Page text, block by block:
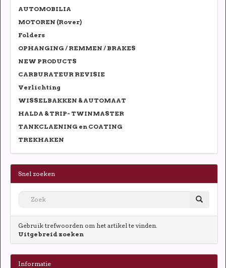
AUTOMOBILIA
MOTOREN (Rover)
Folders
OPHANGING / REMMEN / BRAKES
NEW PRODUCTS
CARBURATEUR REVISIE
Verlichting
WISSELBAKKEN & AUTOMAAT
HALDA & TRIP- TWINMASTER
TANKCLAENING en COATING
TREKHAKEN
Snel zoeken
Gebruik trefwoorden om het artikel te vinden.
Uitgebreid zoeken
Informatie